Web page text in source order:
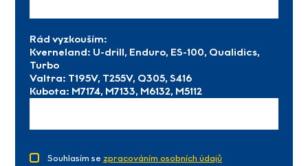
Rád vyzkouším:
Kverneland: U-drill, Enduro, ES-100, Qualidics,
Turbo
Valtra: T195V, T255V, Q305, S416
Kubota: M7174, M7133, M6132, M5112
Souhlasím se zpracováním osobních údajů